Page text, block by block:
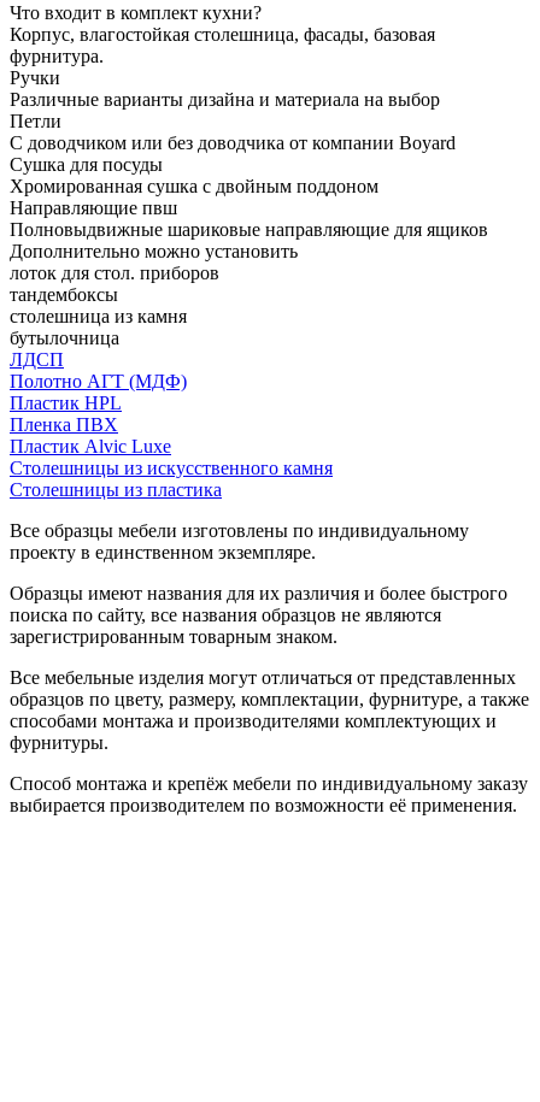
Что входит в комплект кухни?
Корпус, влагостойкая столешница, фасады, базовая
фурнитура.
Ручки
Различные варианты дизайна и материала на выбор
Петли
С доводчиком или без доводчика от компании Boyard
Сушка для посуды
Хромированная сушка с двойным поддоном
Направляющие пвш
Полновыдвижные шариковые направляющие для ящиков
Дополнительно можно установить
лоток для стол. приборов
тандембоксы
столешница из камня
бутылочница
ЛДСП
Полотно АГТ (МДФ)
Пластик HPL
Пленка ПВХ
Пластик Alvic Luxe
Столешницы из искусственного камня
Столешницы из пластика
Все образцы мебели изготовлены по индивидуальному
проекту в единственном экземпляре.
Образцы имеют названия для их различия и более быстрого
поиска по сайту, все названия образцов не являются
зарегистрированным товарным знаком.
Все мебельные изделия могут отличаться от представленных
образцов по цвету, размеру, комплектации, фурнитуре, а также
способами монтажа и производителями комплектующих и
фурнитуры.
Способ монтажа и крепёж мебели по индивидуальному заказу
выбирается производителем по возможности её применения.